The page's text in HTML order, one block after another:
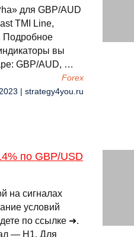
для GBP/AUD
TMI Line,
Подробное
вы
GBP/AUD, …
Forex
| strategy4you.ru
по GBP/USD
на сигналах
условий
по ссылке ➜.
— H1. Для